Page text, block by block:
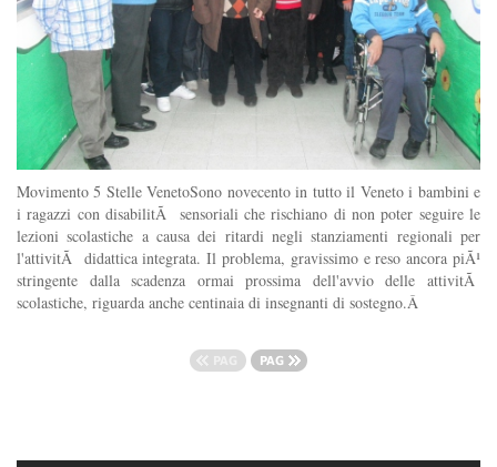
Movimento 5 Stelle VenetoSono novecento in tutto il Veneto i bambini e
i ragazzi con disabilitÃ sensoriali che rischiano di non poter seguire le
lezioni scolastiche a causa dei ritardi negli stanziamenti regionali per
l'attivitÃ didattica integrata. Il problema, gravissimo e reso ancora piÃ¹
stringente dalla scadenza ormai prossima dell'avvio delle attivitÃ
scolastiche, riguarda anche centinaia di insegnanti di sostegno.Â